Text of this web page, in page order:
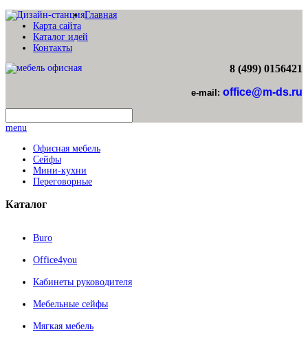
Главная
Карта сайта
Каталог идей
Контакты
8 (499) 0156421
e-mail: office@m-ds.ru
menu
Офисная мебель
Сейфы
Мини-кухни
Переговорные
Каталог
Buro
Office4you
Кабинеты руководителя
Мебельные сейфы
Мягкая мебель